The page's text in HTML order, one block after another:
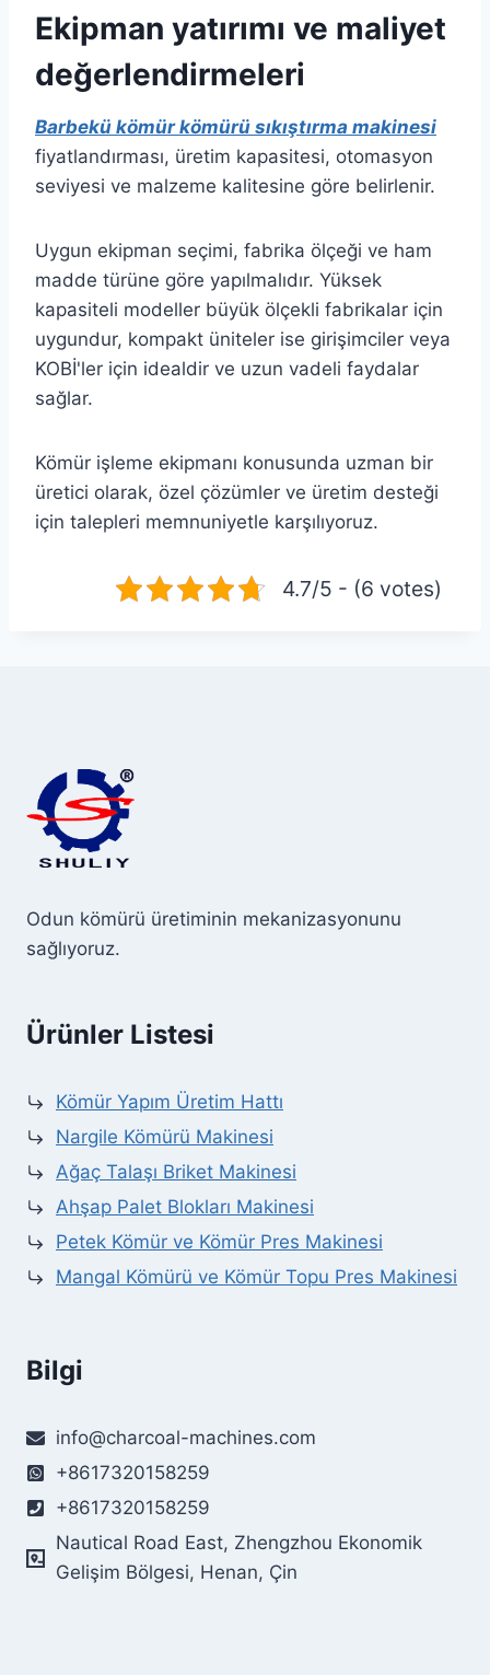
Ekipman yatırımı ve maliyet
değerlendirmeleri
Barbekü kömür kömürü sıkıştırma makinesi
fiyatlandırması, üretim kapasitesi, otomasyon
seviyesi ve malzeme kalitesine göre belirlenir.
Uygun ekipman seçimi, fabrika ölçeği ve ham
madde türüne göre yapılmalıdır. Yüksek
kapasiteli modeller büyük ölçekli fabrikalar için
uygundur, kompakt üniteler ise girişimciler veya
KOBİ'ler için idealdir ve uzun vadeli faydalar
sağlar.
Kömür işleme ekipmanı konusunda uzman bir
üretici olarak, özel çözümler ve üretim desteği
için talepleri memnuniyetle karşılıyoruz.
4.7/5 - (6 votes)
Odun kömürü üretiminin mekanizasyonunu
sağlıyoruz.
Ürünler Listesi
Kömür Yapım Üretim Hattı
Nargile Kömürü Makinesi
Ağaç Talaşı Briket Makinesi
Ahşap Palet Blokları Makinesi
Petek Kömür ve Kömür Pres Makinesi
Mangal Kömürü ve Kömür Topu Pres Makinesi
Bilgi
info@charcoal-machines.com
+8617320158259
+8617320158259
Nautical Road East, Zhengzhou Ekonomik
Gelişim Bölgesi, Henan, Çin